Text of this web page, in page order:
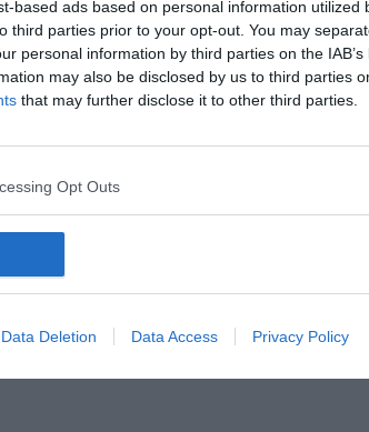
based ads based on personal information utilized
third parties prior to your opt-out. You may
personal information by third parties on the
may also be disclosed by us to third parties
that may further disclose it to other third parties.
Opt Outs
Data Deletion Data Access Privacy Policy
e altre tre donne trovate nel rifugio gli inquirenti
l'imbianchino di 35 anni che era insieme a
ha dichiarato agli inquirenti di aver svolto
a conoscenza che Marucci era armato e di non
volontario in concorso
alla
casella di posta.